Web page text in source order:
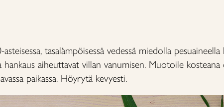
asteisessa, tasalämpöisessä vedessä miedolla
aiheuttavat villan vanumisen. Muotoile
paikassa. Höyrytä kevyesti.